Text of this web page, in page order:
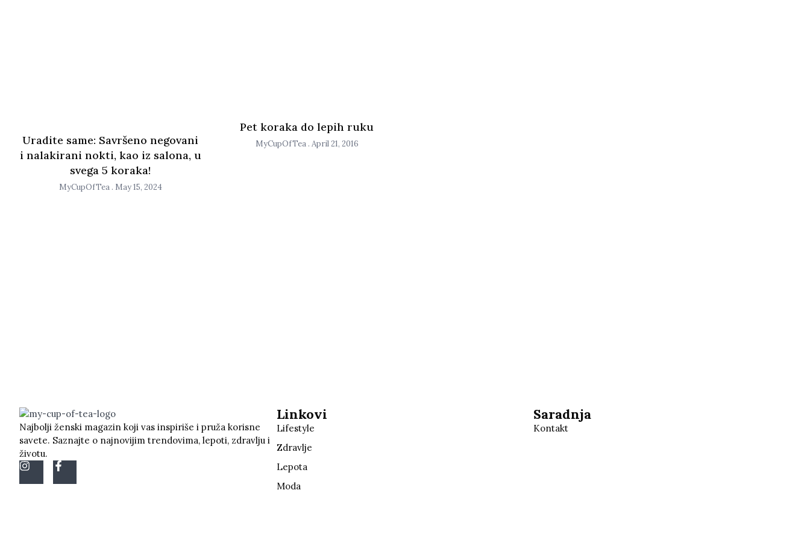
Uradite same: Savršeno negovani
i nalakirani nokti, kao iz salona, u
svega 5 koraka!
MyCupOfTea May 15, 2024
Pet koraka do lepih ruku
MyCupOfTea April 21, 2016
Najbolji ženski magazin koji vas inspiriše i pruža korisne
savete. Saznajte o najnovijim trendovima, lepoti, zdravlju i
životu.
Linkovi
Lifestyle
Zdravlje
Lepota
Moda
Saradnja
Kontakt